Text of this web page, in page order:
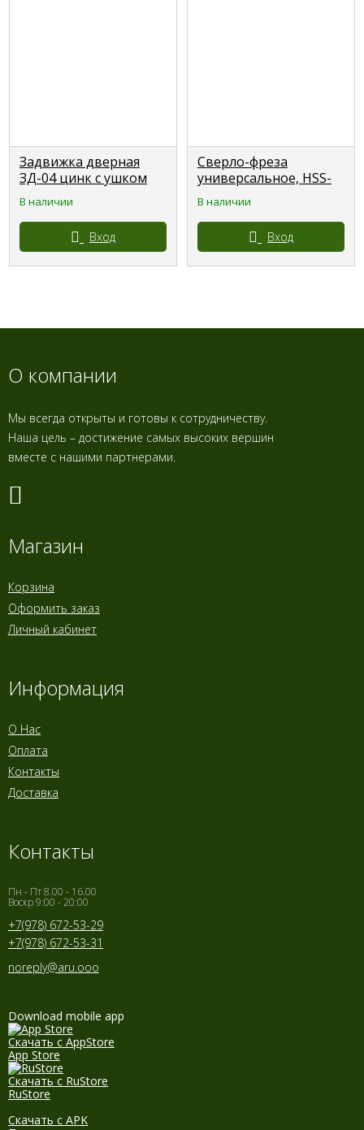
Задвижка дверная
ЗД-04 цинк с ушком
(10)
В наличии
Вход
Сверло-фреза
универсальное, HSS-
TIN, 6х88мм
РемоКолор
Professional
В наличии
Вход
О компании
Мы всегда открыты и готовы к сотрудничеству.
Наша цель – достижение самых высоких вершин
вместе с нашими партнерами.
Магазин
Корзина
Оформить заказ
Личный кабинет
Информация
О Нас
Оплата
Контакты
Доставка
Контакты
Пн - Пт 8.00 - 16.00
Воскр 9:00 - 20:00
+7(978) 672-53-29
+7(978) 672-53-31
noreply@aru.ooo
Download mobile app
Скачать с AppStore
App Store
Скачать с RuStore
RuStore
Скачать с APK